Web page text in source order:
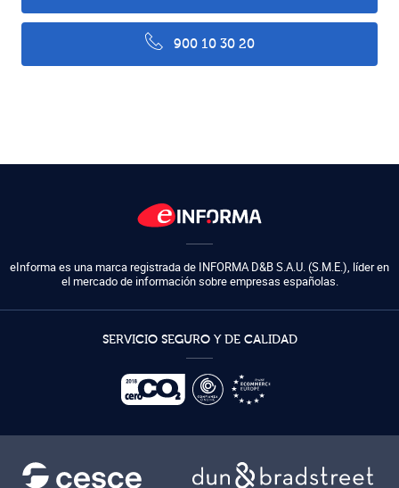
900 10 30 20
eInforma es una marca registrada de INFORMA D&B S.A.U. (S.M.E.), líder en
el mercado de información sobre empresas españolas.
SERVICIO SEGURO Y DE CALIDAD